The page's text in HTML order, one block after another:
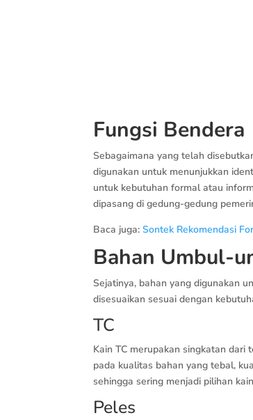
Fungsi Bendera
Sebagaimana yang telah
digunakan untuk menunjukkan
untuk kebutuhan formal atau
dipasang di gedung-gedung
Baca juga:Sontek Rekomendasi
Bahan Umbul-
Sejatinya, bahan yang digunakan
disesuaikan sesuai dengan
TC
Kain TC merupakan singkatan
pada kualitas bahan yang tebal,
sehingga sering menjadi pilihan
Peles